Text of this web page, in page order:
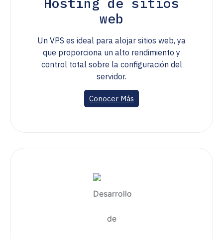
web
Un VPS es ideal para alojar sitios web, ya
que proporciona un alto rendimiento y
control total sobre la configuración del
servidor.
Conocer Más